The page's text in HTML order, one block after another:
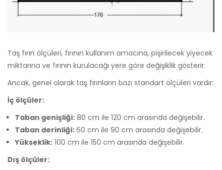
Taş fırın ölçüleri, fırının kullanım amacına, pişirilecek yiyecek
miktarına ve fırının kurulacağı yere göre değişiklik gösterir.
Ancak, genel olarak taş fırınların bazı standart ölçüleri vardır:
İç ölçüler:
Taban genişliği: 80 cm ile 120 cm arasında değişebilir.
Taban derinliği: 60 cm ile 90 cm arasında değişebilir.
Yükseklik: 100 cm ile 150 cm arasında değişebilir.
Dış ölçüler: